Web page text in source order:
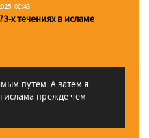
00:43
х течениях в исламе
путем. А затем я
ислама прежде чем